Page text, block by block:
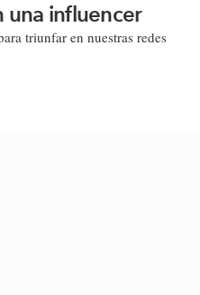
una influencer
triunfar en nuestras redes